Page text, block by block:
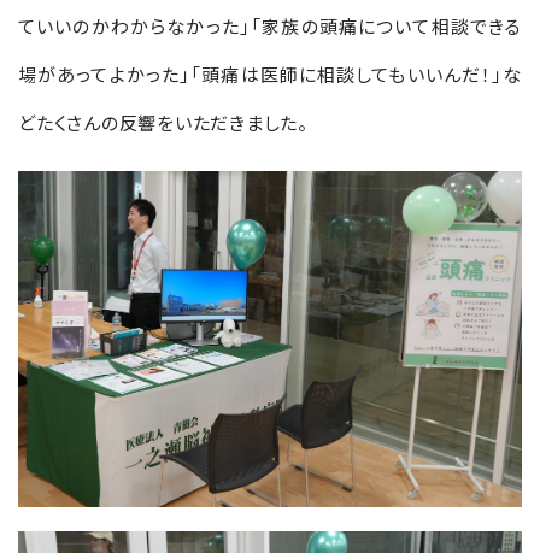
ていいのかわからなかった」「家族の頭痛について相談できる
場があってよかった」「頭痛は医師に相談してもいいんだ！」な
どたくさんの反響をいただきました。